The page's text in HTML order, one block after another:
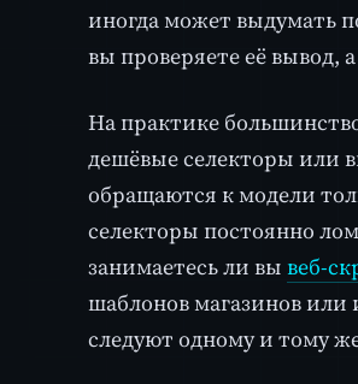
иногда может выдумать
вы проверяете её вывод,
На практике
дешёвые селекторы или
обращаются к модели
селекторы постоянно
занимаетесь ли вы веб-
шаблонов магазинов или
следуют одному и тому